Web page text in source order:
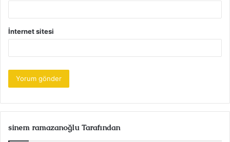
İnternet sitesi
sinem ramazanoğlu Tarafından